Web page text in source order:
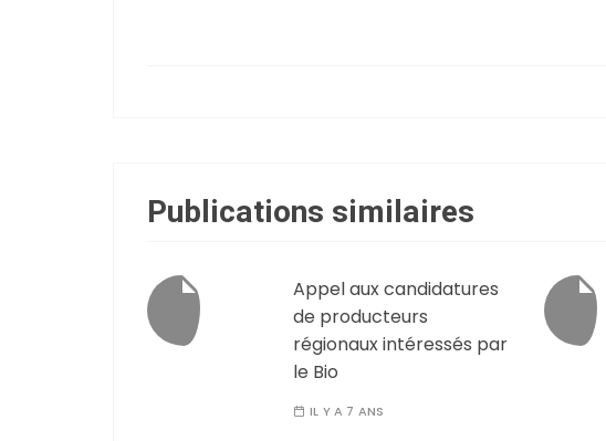
Publications similaires
Appel aux candidatures
de producteurs
régionaux intéressés par
le Bio
IL Y A 7 ANS